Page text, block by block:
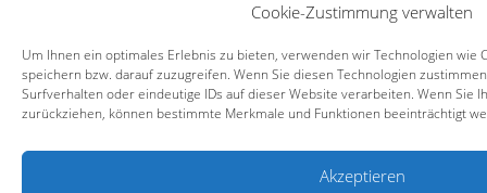
Cookie-Zustimmung verwalten
Um Ihnen ein optimales Erlebnis zu bieten, verwenden wir Technologien wie
speichern bzw. darauf zuzugreifen. Wenn Sie diesen Technologien
Surfverhalten oder eindeutige IDs auf dieser Website verarbeiten. Wenn Sie
zurückziehen, können bestimmte Merkmale und Funktionen beeinträchtigt
Akzeptieren